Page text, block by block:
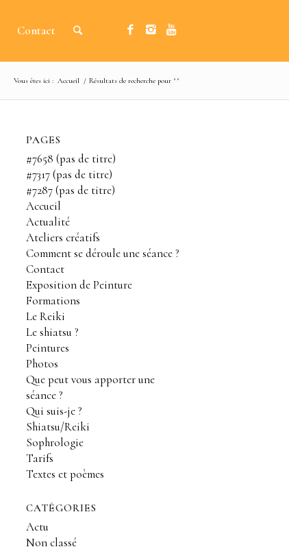
Contact
Vous êtes ici : Accueil / Résultats de recherche pour ""
PAGES
#7658 (pas de titre)
#7317 (pas de titre)
#7287 (pas de titre)
Accueil
Actualité
Ateliers créatifs
Comment se déroule une séance ?
Contact
Exposition de Peinture
Formations
Le Reiki
Le shiatsu ?
Peintures
Photos
Que peut vous apporter une
séance ?
Qui suis-je ?
Shiatsu/Reiki
Sophrologie
Tarifs
Textes et poèmes
CATÉGORIES
Actu
Non classé